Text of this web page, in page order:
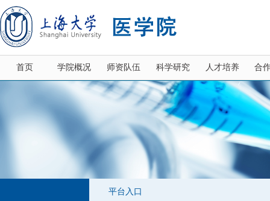
首页 学院概况 师资队伍 科学研究 人才培养 合
平台入口